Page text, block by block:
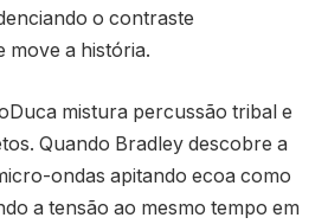
o contraste
move a história.
mistura percussão tribal e
Quando Bradley descobre a
ondas apitando ecoa como
a tensão ao mesmo tempo em